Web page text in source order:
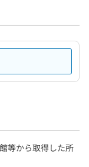
等から取得した所